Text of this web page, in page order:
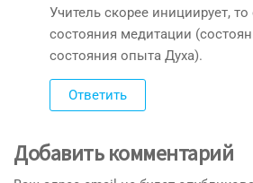
Учитель скорее инициирует,
состояния медитации
состояния опыта Духа).
Ответить
Добавить комментарий